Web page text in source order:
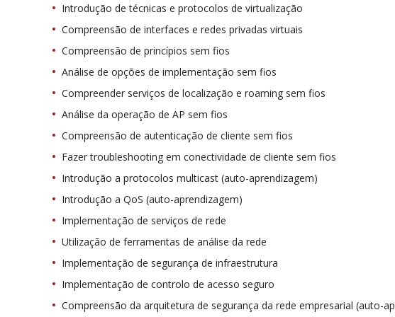
Introdução de técnicas e protocolos de virtualização
Compreensão de interfaces e redes privadas virtuais
Compreensão de princípios sem fios
Análise de opções de implementação sem fios
Compreender serviços de localização e roaming sem fios
Análise da operação de AP sem fios
Compreensão de autenticação de cliente sem fios
Fazer troubleshooting em conectividade de cliente sem fios
Introdução a protocolos multicast (auto-aprendizagem)
Introdução a QoS (auto-aprendizagem)
Implementação de serviços de rede
Utilização de ferramentas de análise da rede
Implementação de segurança de infraestrutura
Implementação de controlo de acesso seguro
Compreensão da arquitetura de segurança da rede empresarial (auto-